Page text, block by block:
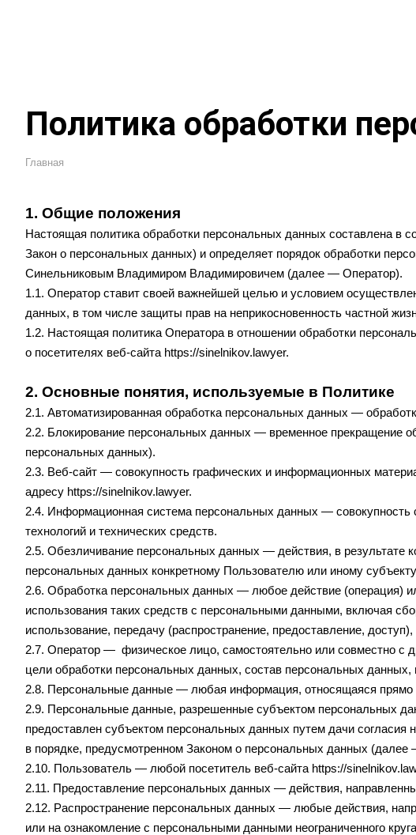
Политика обработки
Главная
1. Общие положения
Настоящая политика обработки персональных данных составлена
Закон о персональных данных) и определяет порядок обработки
Синельниковым Владимиром Владимировичем (далее — Оператор).
1.1. Оператор ставит своей важнейшей целью и условием
данных, в том числе защиты прав на неприкосновенность частной
1.2. Настоящая политика Оператора в отношении обработки
о посетителях веб-сайта https://sinelnikov.lawyer.
2. Основные понятия, используемые в Политике
2.1. Автоматизированная обработка персональных данных —
2.2. Блокирование персональных данных — временное прекращение
персональных данных).
2.3. Веб-сайт — совокупность графических и информационных
адресу https://sinelnikov.lawyer.
2.4. Информационная система персональных данных —
технологий и технических средств.
2.5. Обезличивание персональных данных — действия, в результате
персональных данных конкретному Пользователю или иному
2.6. Обработка персональных данных — любое действие (операция)
использования таких средств с персональными данными, включая
использование, передачу (распространение, предоставление,
2.7. Оператор — физическое лицо, самостоятельно или совместно
цели обработки персональных данных, состав персональных
2.8. Персональные данные — любая информация, относящаяся прямо
2.9. Персональные данные, разрешенные субъектом персональных
предоставлен субъектом персональных данных путем дачи
в порядке, предусмотренном Законом о персональных данных
2.10. Пользователь — любой посетитель веб-сайта https://
2.11. Предоставление персональных данных — действия,
2.12. Распространение персональных данных — любые действия,
или на ознакомление с персональными данными неограниченного